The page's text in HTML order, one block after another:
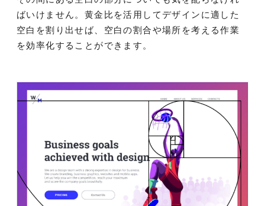
ばいけません。黄金比を活用してデザインに適した
空白を割り出せば、空白の割合や場所を考える作業
を効率化することができます。